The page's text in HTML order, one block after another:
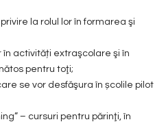
la rolul lor în formarea şi
activități extraşcolare şi în
pentru toţi;
se vor desfăşura în școlile pilot
– cursuri pentru părinţi, în